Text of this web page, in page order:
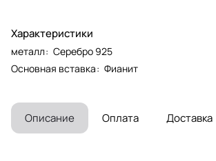
Характеристики
металл: Серебро 925
Основная вставка: Фианит
Описание Оплата Доставка